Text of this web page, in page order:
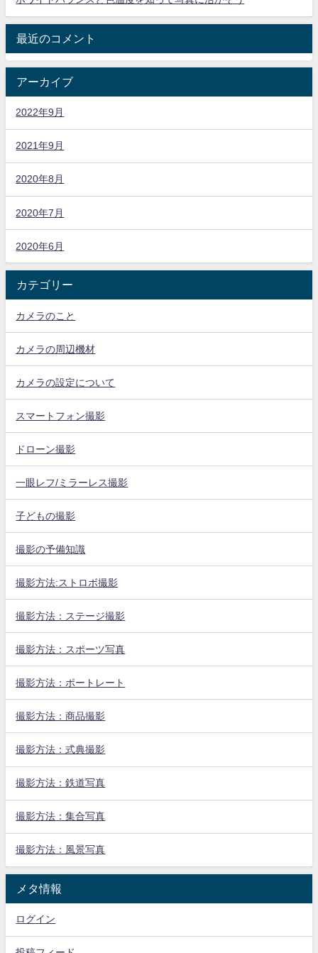
最近のコメント
アーカイブ
2022年9月
2021年9月
2020年8月
2020年7月
2020年6月
カテゴリー
カメラのこと
カメラの周辺機材
カメラの設定について
スマートフォン撮影
ドローン撮影
一眼レフ/ミラーレス撮影
子どもの撮影
撮影の予備知識
撮影方法:ストロボ撮影
撮影方法：ステージ撮影
撮影方法：スポーツ写真
撮影方法：ポートレート
撮影方法：商品撮影
撮影方法：式典撮影
撮影方法：鉄道写真
撮影方法：集合写真
撮影方法：風景写真
メタ情報
ログイン